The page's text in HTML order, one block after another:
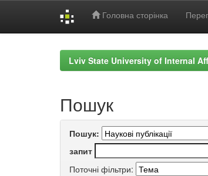
Головна сторінка
Lviv State University of Internal
Пошук
Пошук:
запит
Поточні фільтри: